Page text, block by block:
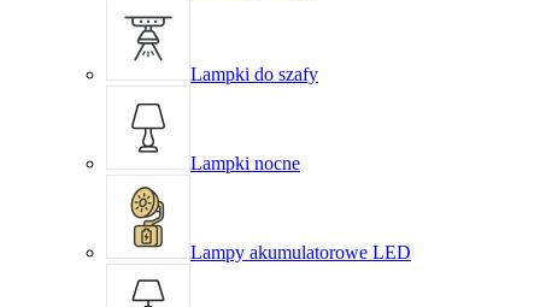
Lampki do szafy
Lampki nocne
Lampy akumulatorowe LED